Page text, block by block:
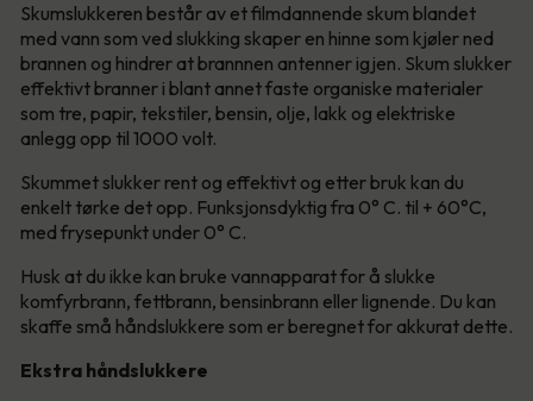
Skumslukkeren består av et filmdannende skum blandet
med vann som ved slukking skaper en hinne som kjøler ned
brannen og hindrer at brannnen antenner igjen. Skum slukker
effektivt branner i blant annet faste organiske materialer
som tre, papir, tekstiler, bensin, olje, lakk og elektriske
anlegg opp til 1000 volt.
Skummet slukker rent og effektivt og etter bruk kan du
enkelt tørke det opp. Funksjonsdyktig fra 0° C. til + 60°C,
med frysepunkt under 0° C.
Husk at du ikke kan bruke vannapparat for å slukke
komfyrbrann, fettbrann, bensinbrann eller lignende. Du kan
skaffe små håndslukkere som er beregnet for akkurat dette.
Ekstra håndslukkere